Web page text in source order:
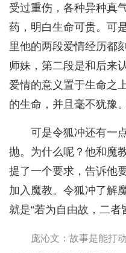
受过重伤，各种异种真
药，明白生命可贵。可
里他的两段爱情经历都
师妹，第二段是和后来
爱情的意义置于生命之
的生命，并且毫不犹豫
可是令狐冲还有一
抛。为什么呢？他和魔
提了一个要求，告诉他
加入魔教。令狐冲了解
就是“若为自由故，二者
庞沁文：故事是能打